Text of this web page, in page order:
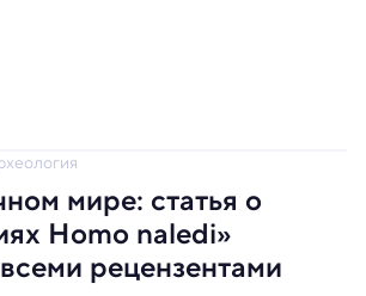
мире: статья о
Homo naledi»
рецензентами